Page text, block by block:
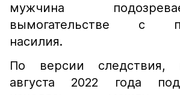
мужчина
вымогательстве с
насилия.
По версии следствия,
августа 2022 года